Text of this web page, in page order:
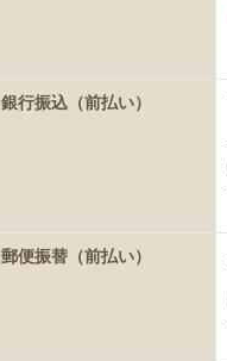
銀行振込（前払い）
郵便振替（前払い）